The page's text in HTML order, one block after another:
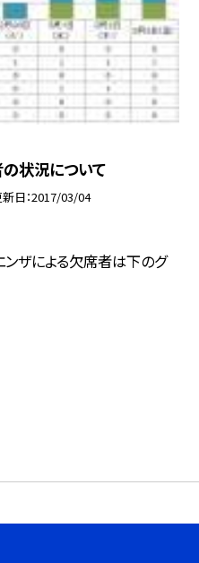
状況について
日 2017/03/04
ンザによる欠席者は下のグ